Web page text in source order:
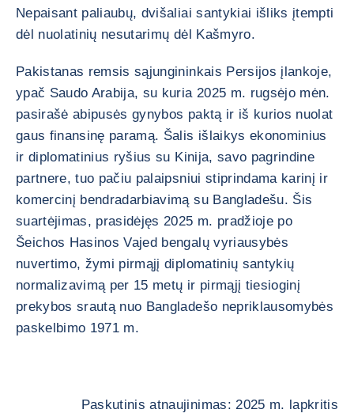
Nepaisant paliaubų, dvišaliai santykiai išliks įtempti
dėl nuolatinių nesutarimų dėl Kašmyro.
Pakistanas remsis sąjungininkais Persijos įlankoje,
ypač Saudo Arabija, su kuria 2025 m. rugsėjo mėn.
pasirašė abipusės gynybos paktą ir iš kurios nuolat
gaus finansinę paramą. Šalis išlaikys ekonominius
ir diplomatinius ryšius su Kinija, savo pagrindine
partnere, tuo pačiu palaipsniui stiprindama karinį ir
komercinį bendradarbiavimą su Bangladešu. Šis
suartėjimas, prasidėjęs 2025 m. pradžioje po
Šeichos Hasinos Vajed bengalų vyriausybės
nuvertimo, žymi pirmąjį diplomatinių santykių
normalizavimą per 15 metų ir pirmąjį tiesioginį
prekybos srautą nuo Bangladešo nepriklausomybės
paskelbimo 1971 m.
Paskutinis atnaujinimas: 2025 m. lapkritis